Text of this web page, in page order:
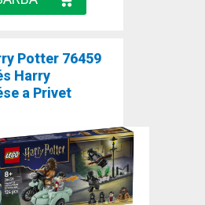
Potter 76459
Harry
a Privet